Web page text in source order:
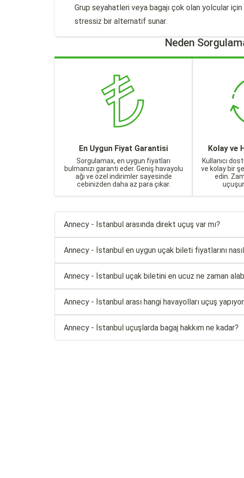
Grup seyahatleri veya bagajı çok olan yolcular
stressiz bir alternatif sunar.
Neden
En Uygun Fiyat Garantisi
Sorgulamax, en uygun fiyatları
bulmanızı garanti eder. Geniş havayolu
ağı ve özel indirimler sayesinde
cebinizden daha az para çıkar.
Kolay ve
Kullanıcı
ve kolay bir
edin.
Annecy - İstanbul arasında direkt uçuş var mı?
Annecy - İstanbul en uygun uçak bileti fiyatlarını
Annecy - İstanbul uçak biletini en ucuz ne zaman
Annecy - İstanbul arası hangi havayolları uçuş
Annecy - İstanbul uçuşlarda bagaj hakkım ne kadar?